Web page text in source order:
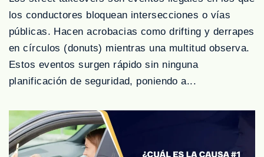
los conductores bloquean intersecciones o vías
públicas. Hacen acrobacias como drifting y derrapes
en círculos (donuts) mientras una multitud observa.
Estos eventos surgen rápido sin ninguna
planificación de seguridad, poniendo a...